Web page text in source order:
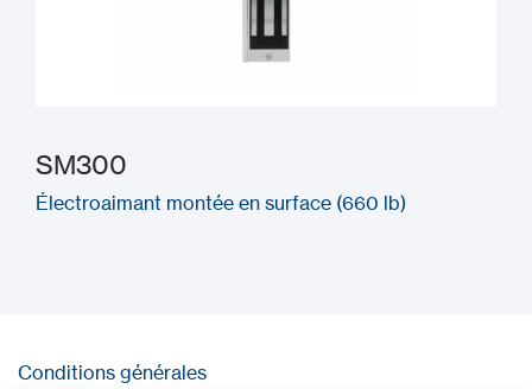
SM300
Électroaimant montée en surface (660 lb)
Conditions générales